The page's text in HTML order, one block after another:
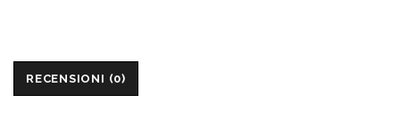
RECENSIONI (0)